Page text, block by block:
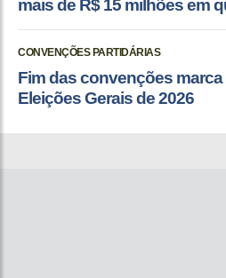
mais de R$ 15 milhões em
CONVENÇÕES PARTIDÁRIAS
Fim das convenções
Eleições Gerais de 2026